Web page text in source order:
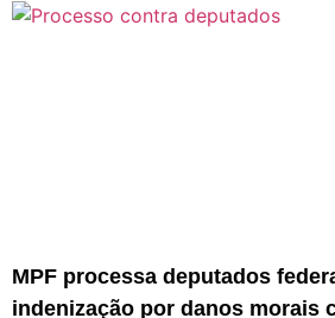
MPF processa deputados
indenização por danos morais